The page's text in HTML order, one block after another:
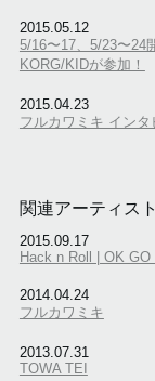
2015.05.12
5/16〜17、5/23〜24
KORG/KIDが参加！
2015.04.23
フルカワミキ インタ
関連アーティスト
2015.09.17
Hack n Roll | OK GO
2014.04.24
フルカワミキ
2013.07.31
TOWA TEI